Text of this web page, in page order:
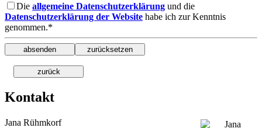
Die allgemeine Datenschutzerklärung und die
Datenschutzerklärung der Website habe ich zur Kenntnis
genommen.*
Kontakt
Jana Rühmkorf